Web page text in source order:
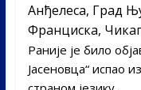
Анђелеса, Град
Франциска,
Раније је било
Јасеновца“ испао